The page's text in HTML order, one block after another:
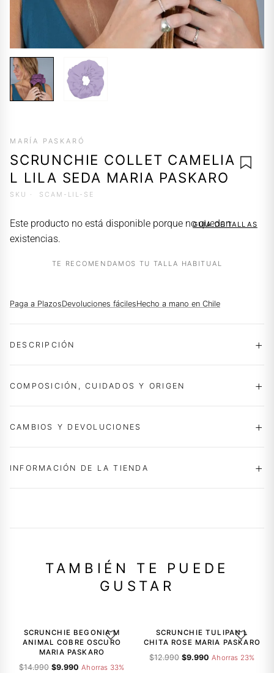
MARÍA PASKARÓ
SCRUNCHIE COLLET CAMELIA
L LILA SEDA MARIA PASKARO
SKU · SCAM-LIL-SE
GUÍA DE TALLAS
Este producto no está disponible porque no quedan
existencias.
TE RECOMENDAMOS TU TALLA HABITUAL
Paga a PlazosDevoluciones fácilesHecho a mano en Chile
DESCRIPCIÓN
COMPOSICIÓN, CUIDADOS Y ORIGEN
CAMBIOS Y DEVOLUCIONES
INFORMACIÓN DE LA TIENDA
TAMBIÉN TE PUEDE
GUSTAR
AGREGAR A LA LISTA DE DESEOS
SCRUNCHIE BEGONIA M
ANIMAL COBRE OSCURO
MARIA PASKARO
$14.990
El
$9.990
El Ahorras 33%
AGREGAR
SCRUNCHIE TULIPAN L
CHITA ROSE MARIA PASKARO
$12.990
El
$9.990
El Ahorras 23%